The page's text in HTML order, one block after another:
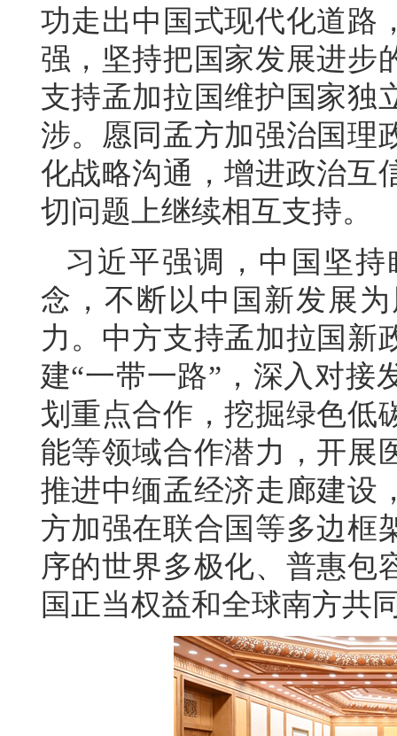
功走出中国式现代化道路
强，坚持把国家发展进步
支持孟加拉国维护国家独
涉。愿同孟方加强治国理
化战略沟通，增进政治互
切问题上继续相互支持。
习近平强调，中国坚
念，不断以中国新发展
力。中方支持孟加拉国新
建“一带一路”，深入对接
划重点合作，挖掘绿色低
能等领域合作潜力，开展
推进中缅孟经济走廊建设
方加强在联合国等多边框
序的世界多极化、普惠包
国正当权益和全球南方共